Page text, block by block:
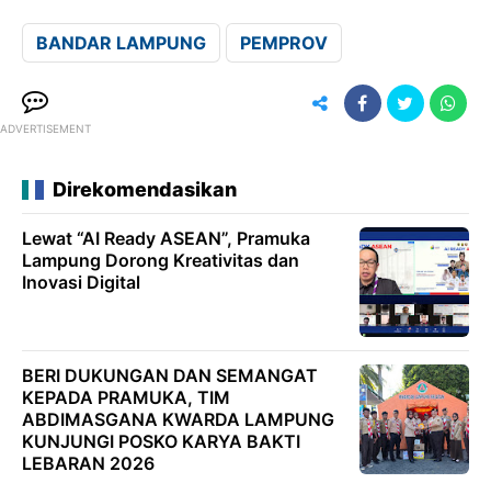
BANDAR LAMPUNG PEMPROV
ADVERTISEMENT
Direkomendasikan
Lewat “AI Ready ASEAN”, Pramuka
Lampung Dorong Kreativitas dan
Inovasi Digital
BERI DUKUNGAN DAN SEMANGAT
KEPADA PRAMUKA, TIM
ABDIMASGANA KWARDA LAMPUNG
KUNJUNGI POSKO KARYA BAKTI
LEBARAN 2026